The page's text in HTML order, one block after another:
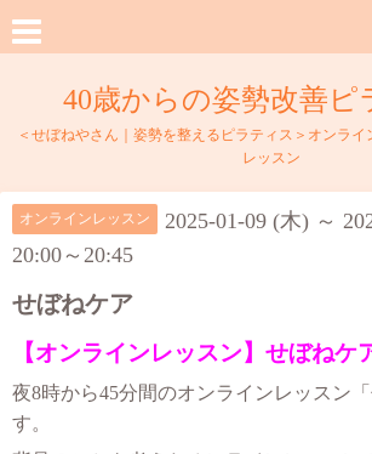
40歳からの姿勢改善ピ
＜せぼねやさん｜姿勢を整えるピラティス＞オンラ
レッスン
オンラインレッスン
2025-01-09 (木) ～
20:00～20:45
せぼねケア
【オンラインレッスン】せぼねケ
夜8時から45分間のオンラインレッスン
す。